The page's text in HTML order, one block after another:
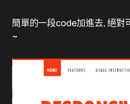
簡單的一段code加進去, 絕對
~